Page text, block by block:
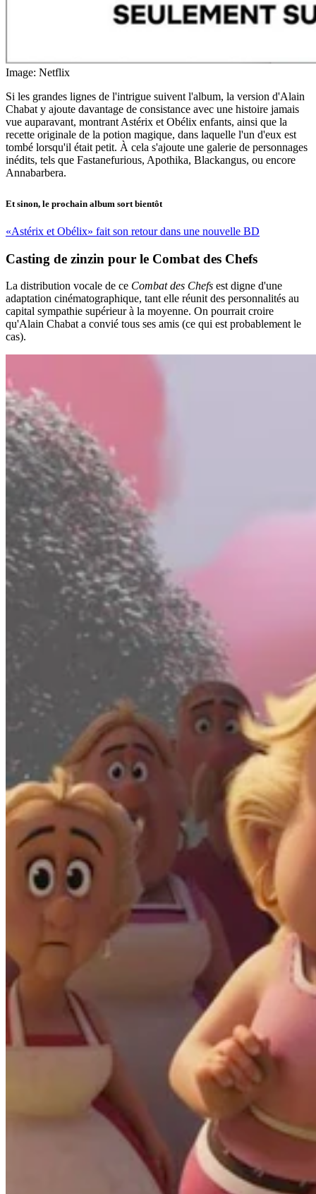
Image: Netflix
Si les grandes lignes de l'intrigue suivent l'album, la version d'Alain
Chabat y ajoute davantage de consistance avec une histoire jamais
vue auparavant, montrant Astérix et Obélix enfants, ainsi que la
recette originale de la potion magique, dans laquelle l'un d'eux est
tombé lorsqu'il était petit. À cela s'ajoute une galerie de personnages
inédits, tels que Fastanefurious, Apothika, Blackangus, ou encore
Annabarbera.
Et sinon, le prochain album sort bientôt
«Astérix et Obélix» fait son retour dans une nouvelle BD
Casting de zinzin pour le Combat des Chefs
La distribution vocale de ce Combat des Chefs est digne d'une
adaptation cinématographique, tant elle réunit des personnalités au
capital sympathie supérieur à la moyenne. On pourrait croire
qu'Alain Chabat a convié tous ses amis (ce qui est probablement le
cas).